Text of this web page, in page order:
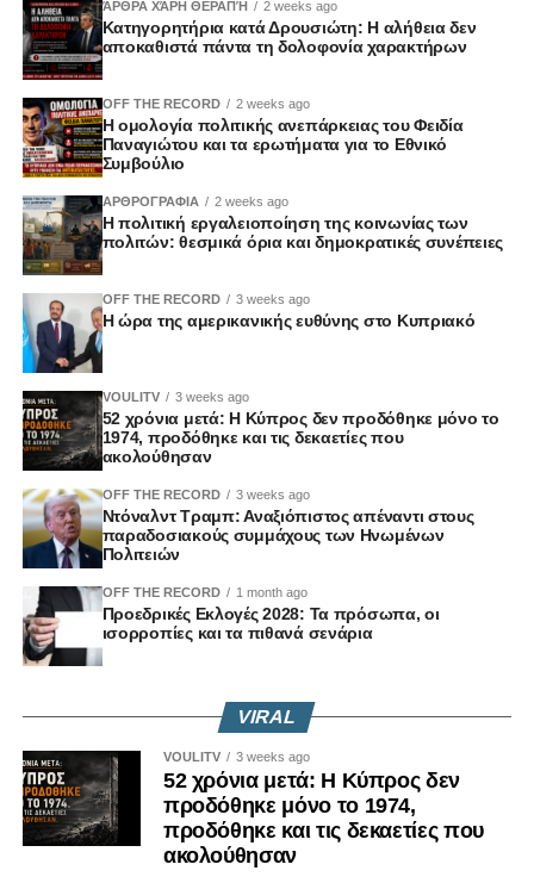
ΆΡΘΡΑ ΧΆΡΗ ΘΕΡΑΠΉ 2 weeks ago
Κατηγορητήρια κατά Δρουσιώτη: Η αλήθεια δεν
αποκαθιστά πάντα τη δολοφονία χαρακτήρων
OFF THE RECORD 2 weeks ago
Η ομολογία πολιτικής ανεπάρκειας του Φειδία
Παναγιώτου και τα ερωτήματα για το Εθνικό
Συμβούλιο
ΑΡΘΡΟΓΡΑΦΙΑ 2 weeks ago
Η πολιτική εργαλειοποίηση της κοινωνίας των
πολιτών: θεσμικά όρια και δημοκρατικές συνέπειες
OFF THE RECORD 3 weeks ago
Η ώρα της αμερικανικής ευθύνης στο Κυπριακό
VOULITV 3 weeks ago
52 χρόνια μετά: Η Κύπρος δεν προδόθηκε μόνο το
1974, προδόθηκε και τις δεκαετίες που
ακολούθησαν
OFF THE RECORD 3 weeks ago
Ντόναλντ Τραμπ: Αναξιόπιστος απέναντι στους
παραδοσιακούς συμμάχους των Ηνωμένων
Πολιτειών
OFF THE RECORD 1 month ago
Προεδρικές Εκλογές 2028: Τα πρόσωπα, οι
ισορροπίες και τα πιθανά σενάρια
VIRAL
VOULITV 3 weeks ago
52 χρόνια μετά: Η Κύπρος δεν
προδόθηκε μόνο το 1974,
προδόθηκε και τις δεκαετίες που
ακολούθησαν